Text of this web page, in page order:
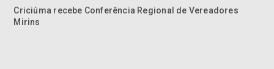
Criciúma recebe Conferência Regional de Vereadores
Mirins